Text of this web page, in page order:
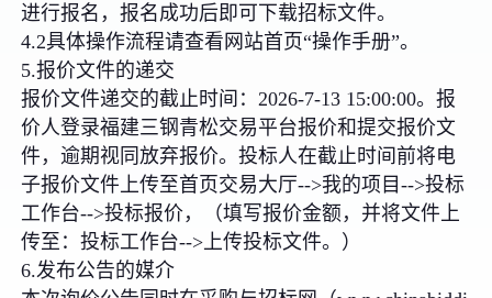
进行报名，报名成功后即可下载招标文件。
4.2具体操作流程请查看网站首页“操作手册”。
5.报价文件的递交
报价文件递交的截止时间：2026-7-13 15:00:00。报
价人登录福建三钢青松交易平台报价和提交报价文
件，逾期视同放弃报价。投标人在截止时间前将电
子报价文件上传至首页交易大厅-->我的项目-->投标
工作台-->投标报价，（填写报价金额，并将文件上
传至：投标工作台-->上传投标文件。）
6.发布公告的媒介